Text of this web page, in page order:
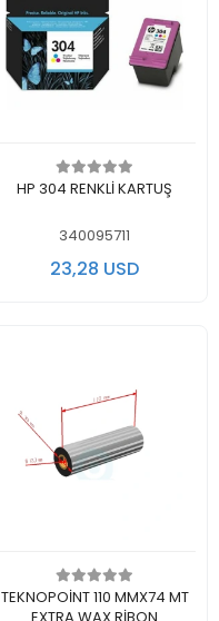
Add to cart
HP 304 RENKLİ KARTUŞ
340095711
23,28 USD
Add to cart
TEKNOPOİNT 110 MMX74 MT